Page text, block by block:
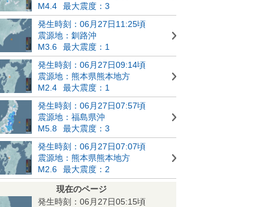
M4.4
最大震度：3
発生時刻：06月27日11:25頃
震源地：釧路沖
M3.6
最大震度：1
発生時刻：06月27日09:14頃
震源地：熊本県熊本地方
M2.4
最大震度：1
発生時刻：06月27日07:57頃
震源地：福島県沖
M5.8
最大震度：3
発生時刻：06月27日07:07頃
震源地：熊本県熊本地方
M2.6
最大震度：2
現在のページ
発生時刻：06月27日05:15頃